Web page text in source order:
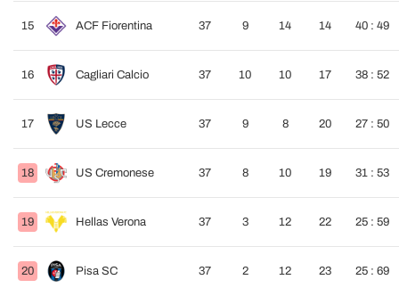
15 ACF Fiorentina 37 9 14 14 40 : 49
16 Cagliari Calcio 37 10 10 17 38 : 52
17 US Lecce 37 9 8 20 27 : 50
18 US Cremonese 37 8 10 19 31 : 53
19 Hellas Verona 37 3 12 22 25 : 59
20 Pisa SC 37 2 12 23 25 : 69